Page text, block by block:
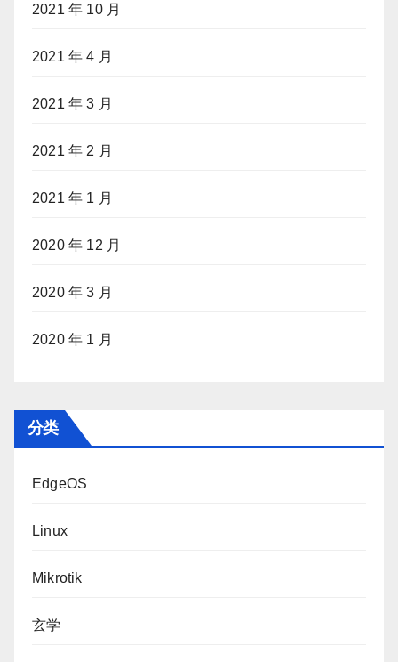
2021 年 10 月
2021 年 4 月
2021 年 3 月
2021 年 2 月
2021 年 1 月
2020 年 12 月
2020 年 3 月
2020 年 1 月
分类
EdgeOS
Linux
Mikrotik
玄学